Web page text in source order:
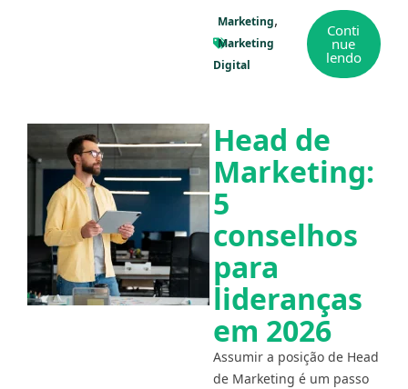
Marketing
Marketing
Digital
Conti
nue
lendo
Head de
Marketing:
5
conselhos
para
lideranças
em 2026
Assumir a posição de Head
de Marketing é um passo